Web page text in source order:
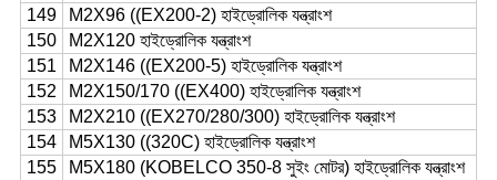
149
M2X96 ((EX200-2) হাইড্রোলিক যন্ত্রাংশ
150
M2X120 হাইড্রোলিক যন্ত্রাংশ
151
M2X146 ((EX200-5) হাইড্রোলিক যন্ত্রাংশ
152
M2X150/170 ((EX400) হাইড্রোলিক যন্ত্রাংশ
153
M2X210 ((EX270/280/300) হাইড্রোলিক যন্ত্রাংশ
154
M5X130 ((320C) হাইড্রোলিক যন্ত্রাংশ
155
M5X180 (KOBELCO 350-8 সুইং মোটর) হাইড্রোলিক যন্ত্রাংশ